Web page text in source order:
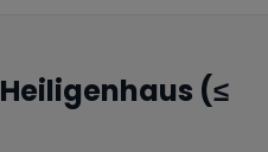
Heiligenhaus (≤